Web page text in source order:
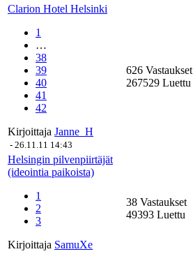
Clarion Hotel Helsinki
1
…
38
39
40
41
42
Kirjoittaja Janne_H
- 26.11.11 14:43
626 Vastaukset
267529 Luettu
Helsingin pilvenpiirtäjät
(ideointia paikoista)
1
2
3
Kirjoittaja SamuXe
38 Vastaukset
49393 Luettu